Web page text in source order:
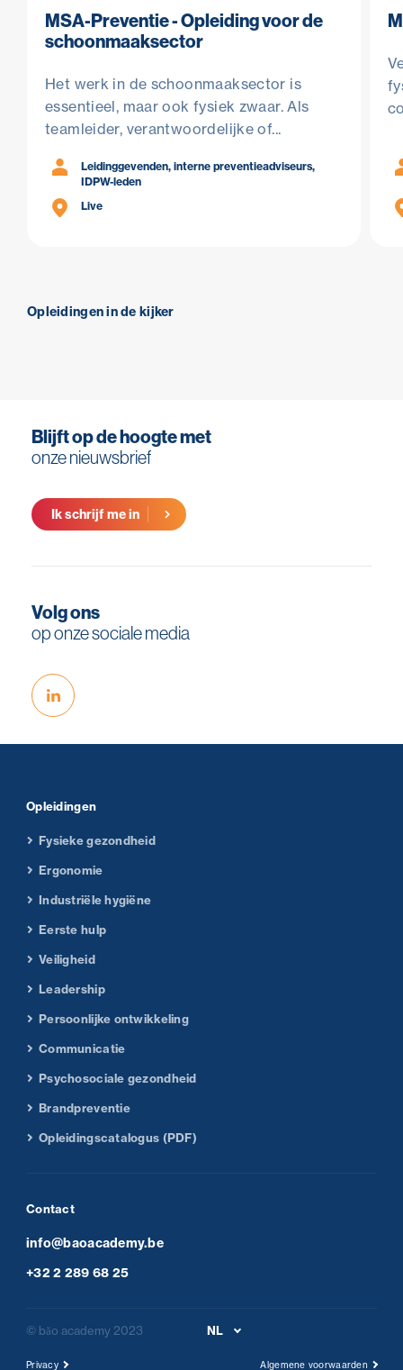
MSA-Preventie - Opleiding voor de
schoonmaaksector
Het werk in de schoonmaaksector is
essentieel, maar ook fysiek zwaar. Als
teamleider, verantwoordelijke of...
Leidinggevenden, interne preventieadviseurs,
IDPW-leden
Live
Opleidingen in de kijker
Blijft op de hoogte met
onze nieuwsbrief
Ik schrijf me in
Volg ons
op onze sociale media
Opleidingen
Fysieke gezondheid
Ergonomie
Industriële hygiëne
Eerste hulp
Veiligheid
Leadership
Persoonlijke ontwikkeling
Communicatie
Psychosociale gezondheid
Brandpreventie
Opleidingscatalogus (PDF)
Contact
info@baoacademy.be
+32 2 289 68 25
© băo academy 2023 NL
Privacy Algemene voorwaarden